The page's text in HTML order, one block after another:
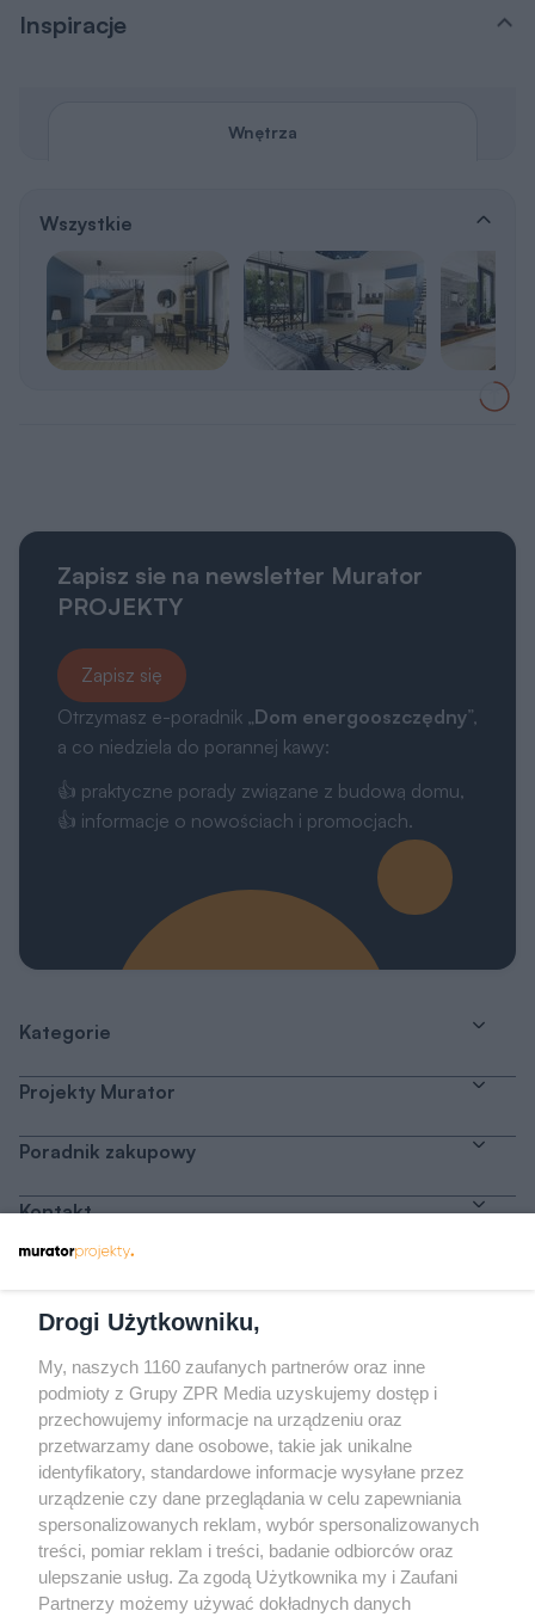
Inspiracje
Wnętrza
Wszystkie
Zapisz sie na newsletter Murator
PROJEKTY
Zapisz się
Otrzymasz e-poradnik „Dom energooszczędny”,
a co niedziela do porannej kawy:
👍 praktyczne porady związane z budową domu,
👍 informacje o nowościach i promocjach.
Kategorie
Projekty Murator
Poradnik zakupowy
Kontakt
Odwiedź grupę na Facebooku
Gdybym budował drugi raz - mądry Polak
przed budową
Forum Muratora
Drogi Użytkowniku,
My, naszych 1160 zaufanych partnerów oraz inne
podmioty z Grupy ZPR Media uzyskujemy dostęp i
przechowujemy informacje na urządzeniu oraz
przetwarzamy dane osobowe, takie jak unikalne
identyfikatory, standardowe informacje wysyłane przez
urządzenie czy dane przeglądania w celu zapewniania
spersonalizowanych reklam, wybór spersonalizowanych
treści, pomiar reklam i treści, badanie odbiorców oraz
ulepszanie usług. Za zgodą Użytkownika my i Zaufani
Partnerzy możemy używać dokładnych danych